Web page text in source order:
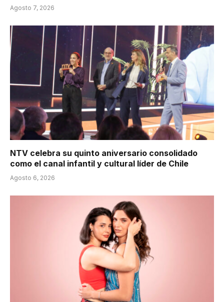
Agosto 7, 2026
NTV celebra su quinto aniversario consolidado
como el canal infantil y cultural líder de Chile
Agosto 6, 2026